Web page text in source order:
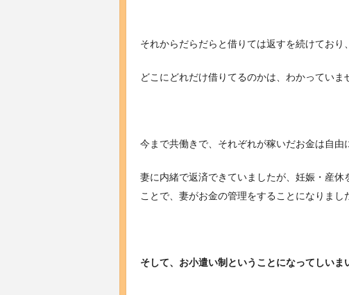
それからだらだらと借りては返すを続けており、
どこにどれだけ借りてるのかは、わかっていま
今まで共働きで、それぞれが稼いだお金は自由
妻に内緒で返済できていましたが、妊娠・産
ことで、妻がお金の管理をすることになりまし
そして、お小遣い制ということになってしいま